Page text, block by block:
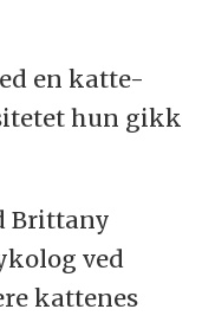
en katte-
hun gikk
Brittany
ved
kattenes